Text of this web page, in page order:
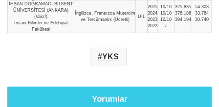
İHSAN DOĞRAMACI BİLKENT
ÜNİVERSİTESİ (ANKARA)
(Vakıf)
İnsani Bilimler ve Edebiyat
Fakültesi
İngilizce, Fransızca Mütercim
ve Tercümanlık (Ücretli)
DİL
2025
2024
2023
2022
10/10
10/10
10/10
—-/—-
325,835
378,186
394,194
—-
54.303
33.784
30.740
—-
YKS
Yorumlar